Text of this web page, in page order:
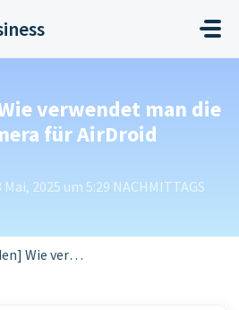
gehen
verwendet man die
für AirDroid
2025 um 5:29 NACHMITTAGS
die Remote-Kamera für AirDr...